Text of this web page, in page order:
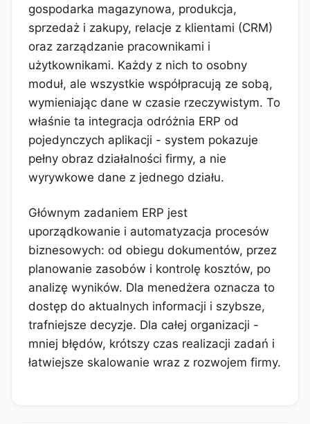
gospodarka magazynowa, produkcja,
sprzedaż i zakupy, relacje z klientami (CRM)
oraz zarządzanie pracownikami i
użytkownikami. Każdy z nich to osobny
moduł, ale wszystkie współpracują ze sobą,
wymieniając dane w czasie rzeczywistym. To
właśnie ta integracja odróżnia ERP od
pojedynczych aplikacji - system pokazuje
pełny obraz działalności firmy, a nie
wyrywkowe dane z jednego działu.
Głównym zadaniem ERP jest
uporządkowanie i automatyzacja procesów
biznesowych: od obiegu dokumentów, przez
planowanie zasobów i kontrolę kosztów, po
analizę wyników. Dla menedżera oznacza to
dostęp do aktualnych informacji i szybsze,
trafniejsze decyzje. Dla całej organizacji -
mniej błędów, krótszy czas realizacji zadań i
łatwiejsze skalowanie wraz z rozwojem firmy.